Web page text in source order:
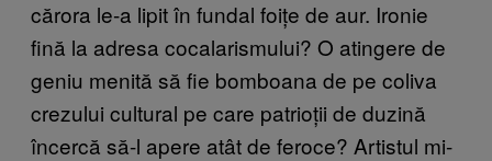
cărora le-a lipit în fundal foițe de aur. Ironie
fină la adresa cocalarismului? O atingere de
geniu menită să fie bomboana de pe coliva
crezului cultural pe care patrioții de duzină
încercă să-l apere atât de feroce? Artistul mi-